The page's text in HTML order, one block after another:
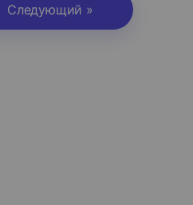
Следующий »